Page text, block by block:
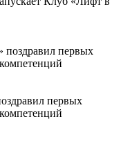
первых